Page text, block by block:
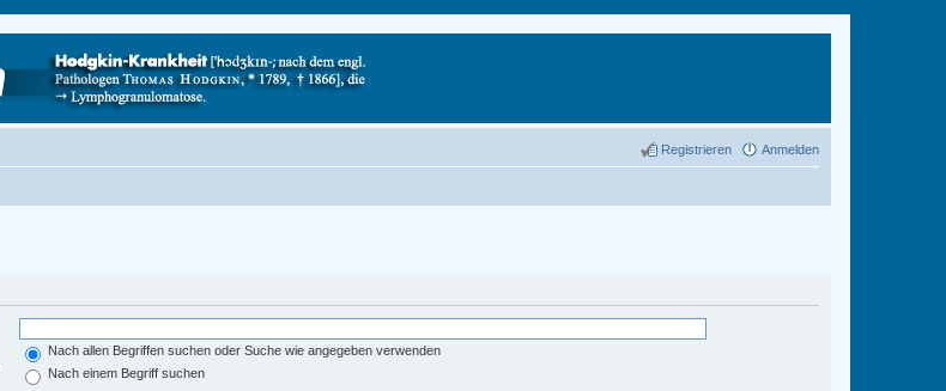
Anmelden
Registrieren
Nach allen Begriffen suchen oder Suche wie angegeben verwenden
Nach einem Begriff suchen